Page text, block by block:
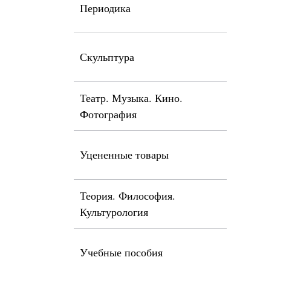
Периодика
Скульптура
Театр. Музыка. Кино.
Фотография
Уцененные товары
Теория. Философия.
Культурология
Учебные пособия